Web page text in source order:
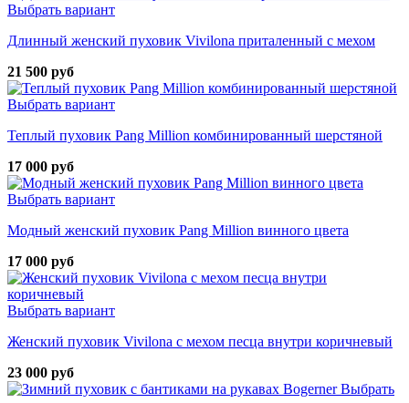
Выбрать вариант
Длинный женский пуховик Vivilona приталенный с мехом
21 500 руб
Выбрать вариант
Теплый пуховик Pang Million комбинированный шерстяной
17 000 руб
Выбрать вариант
Модный женский пуховик Pang Million винного цвета
17 000 руб
Выбрать вариант
Женский пуховик Vivilona с мехом песца внутри коричневый
23 000 руб
Выбрать